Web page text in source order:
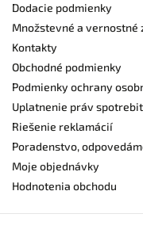
Dodacie podmienky
Množstevné a vernostné
Kontakty
Obchodné podmienky
Podmienky ochrany
Uplatnenie práv
Riešenie reklamácií
Poradenstvo,
Moje objednávky
Hodnotenia obchodu